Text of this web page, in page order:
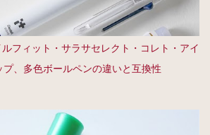
フィット・サラサセレクト・コレト・アイ
、多色ボールペンの違いと互換性